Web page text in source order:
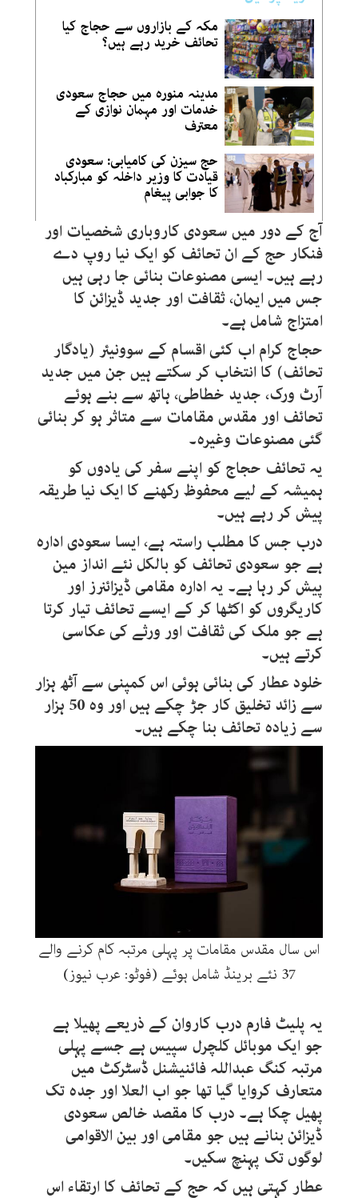
مکہ کے بازاروں سے حجاج کیا
تحائف خرید رہے ہیں؟
مدینہ منورہ میں حجاج سعودی
خدمات اور مہمان نوازی کے
معترف
حج سیزن کی کامیابی: سعودی
قیادت کا وزیر داخلہ کو مبارکباد
کا جوابی پیغام
آج کے دور میں سعودی کاروباری شخصیات اور
فنکار حج کے ان تحائف کو ایک نیا روپ دے
رہے ہیں۔ ایسی مصنوعات بنائی جا رہی ہیں
جس میں ایمان، ثقافت اور جدید ڈیزائن کا
امتزاج شامل ہے۔
حجاج کرام اب کئی اقسام کے سوونیئر (یادگار
تحائف) کا انتخاب کر سکتے ہیں جن میں جدید
آرٹ ورک، جدید خطاطی، ہاتھ سے بنے ہوئے
تحائف اور مقدس مقامات سے متاثر ہو کر بنائی
گئی مصنوعات وغیرہ۔
یہ تحائف حجاج کو اپنے سفر کی یادوں کو
ہمیشہ کے لیے محفوظ رکھنے کا ایک نیا طریقہ
پیش کر رہے ہیں۔
درب جس کا مطلب راستہ ہے، ایسا سعودی ادارہ
ہے جو سعودی تحائف کو بالکل نئے انداز مین
پیش کر رہا ہے۔ یہ ادارہ مقامی ڈیزائنرز اور
کاریگروں کو اکٹھا کر کے ایسے تحائف تیار کرتا
ہے جو ملک کی ثقافت اور ورثے کی عکاسی
کرتے ہیں۔
خلود عطار کی بنائی ہوئی اس کمپنی سے آٹھ ہزار
سے زائد تخلیق کار جڑ چکے ہیں اور وہ 50 ہزار
سے زیادہ تحائف بنا چکے ہیں۔
اس سال مقدس مقامات پر پہلی مرتبہ کام کرنے والے
37 نئے برینڈ شامل ہوئے (فوٹو: عرب نیوز)
یہ پلیٹ فارم درب کاروان کے ذریعے پھیلا ہے
جو ایک موبائل کلچرل سپیس ہے جسے پہلی
مرتبہ کنگ عبداللہ فائنیشنل ڈسٹرکٹ میں
متعارف کروایا گیا تھا جو اب العلا اور جدہ تک
پھیل چکا ہے۔ درب کا مقصد خالص سعودی
ڈیزائن بنانے ہیں جو مقامی اور بین الاقوامی
لوگوں تک پہنچ سکیں۔
عطار کہتی ہیں کہ حج کے تحائف کا ارتقاء اس